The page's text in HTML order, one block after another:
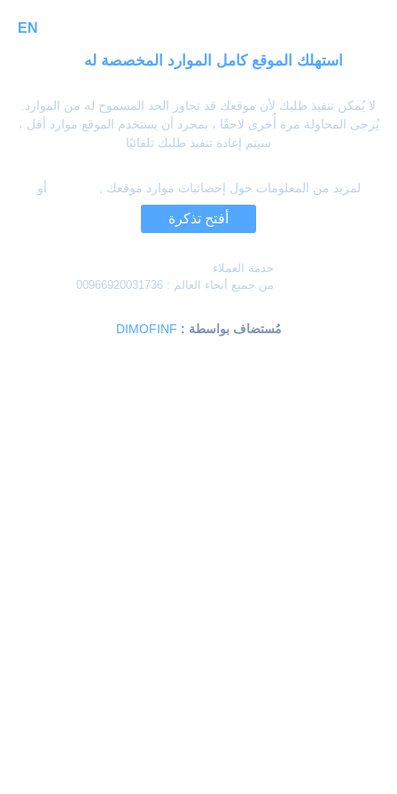
EN
استهلك الموقع كامل الموارد المخصصة له
لا يُمكن تنفيذ طلبك لأن موقعك قد تجاوز الحد المسموح له من الموارد.
يُرجى المحاولة مرة أُخرى لاحقًا ، بمجرد أن يستخدم الموقع موارد أقل ،
سيتم إعادة تنفيذ طلبك تلقائيًا
لمزيد من المعلومات حول إحصائيات موارد موقعك , أو
أفتح تذكرة
خدمة العملاء
من جميع أنحاء العالم : 00966920031736
DIMOFINF : مُستضاف بواسطة